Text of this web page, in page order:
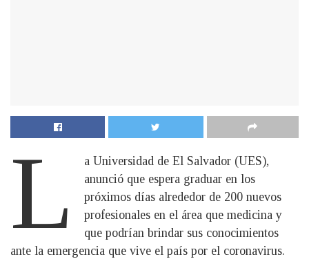
L
a Universidad de El Salvador (UES),
anunció que espera graduar en los
próximos días alrededor de 200 nuevos
profesionales en el área que medicina y
que podrían brindar sus conocimientos
ante la emergencia que vive el país por el coronavirus.